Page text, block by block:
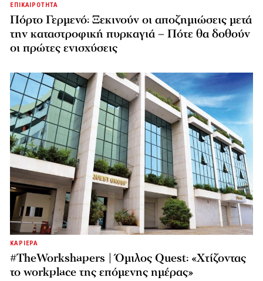
ΕΠΙΚΑΙΡΟΤΗΤΑ
Πόρτο Γερμενό: Ξεκινούν οι αποζημιώσεις μετά
την καταστροφική πυρκαγιά – Πότε θα δοθούν
οι πρώτες ενισχύσεις
ΚΑΡΙΕΡΑ
#TheWorkshapers | Όμιλος Quest: «Χτίζοντας
το workplace της επόμενης ημέρας»